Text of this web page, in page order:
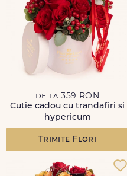
de la 359 RON
Cutie cadou cu trandafiri si
hypericum
Trimite Flori